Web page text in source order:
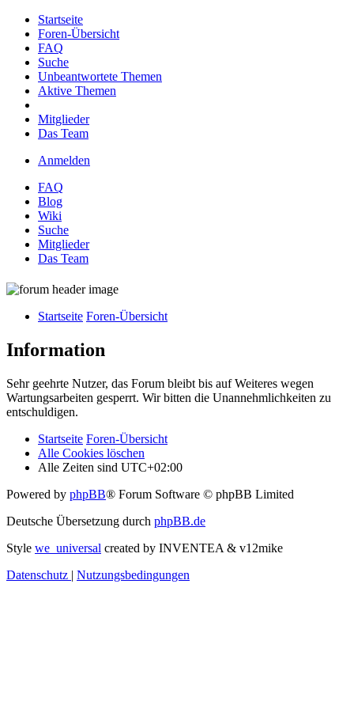
Startseite
Foren-Übersicht
FAQ
Suche
Unbeantwortete Themen
Aktive Themen
Mitglieder
Das Team
Anmelden
FAQ
Blog
Wiki
Suche
Mitglieder
Das Team
Startseite Foren-Übersicht
Information
Sehr geehrte Nutzer, das Forum bleibt bis auf Weiteres wegen
Wartungsarbeiten gesperrt. Wir bitten die Unannehmlichkeiten zu
entschuldigen.
Startseite Foren-Übersicht
Alle Cookies löschen
Alle Zeiten sind UTC+02:00
Powered by phpBB® Forum Software © phpBB Limited
Deutsche Übersetzung durch phpBB.de
Style we_universal created by INVENTEA & v12mike
Datenschutz | Nutzungsbedingungen